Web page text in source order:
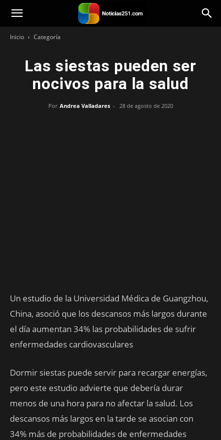
Noticias251
Inicio Categoría
Las siestas pueden ser
nocivos para la salud
Por Andrea Valladares - 28 de agosto de 2020
Un estudio de la Universidad Médica de Guangzhou,
China, asoció que los descansos más largos durante
el día aumentan 34% las probabilidades de sufrir
enfermedades cardiovasculares
Dormir siestas puede servir para recargar energías,
pero este estudio advierte que debería durar
menos de una hora para no afectar la salud. Los
descansos más largos en la tarde se asocian con
34% más de probabilidades de enfermedades